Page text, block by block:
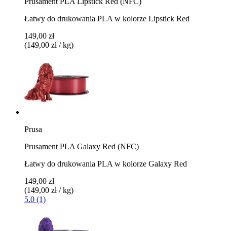
Łatwy do drukowania PLA w kolorze Lipstick Red
149,00 zł
(149,00 zł / kg)
Prusa
Prusament PLA Galaxy Red (NFC)
Łatwy do drukowania PLA w kolorze Galaxy Red
149,00 zł
(149,00 zł / kg)
5.0 (1)